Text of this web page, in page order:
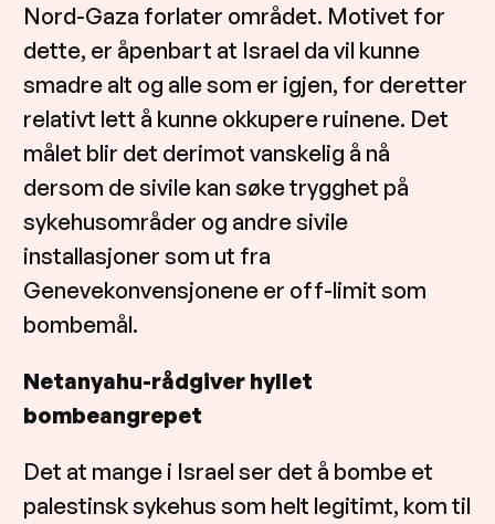
Nord-Gaza forlater området. Motivet for
dette, er åpenbart at Israel da vil kunne
smadre alt og alle som er igjen, for deretter
relativt lett å kunne okkupere ruinene. Det
målet blir det derimot vanskelig å nå
dersom de sivile kan søke trygghet på
sykehusområder og andre sivile
installasjoner som ut fra
Genevekonvensjonene er off-limit som
bombemål.
Netanyahu-rådgiver hyllet
bombeangrepet
Det at mange i Israel ser det å bombe et
palestinsk sykehus som helt legitimt, kom til